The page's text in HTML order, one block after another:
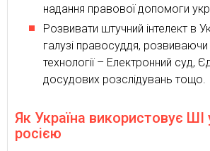
надання правової допомоги
Розвивати штучний інтелект в
галузі правосуддя,
технології – Електронний суд,
досудових розслідувань тощо.
Як Україна використовує ШІ
росією